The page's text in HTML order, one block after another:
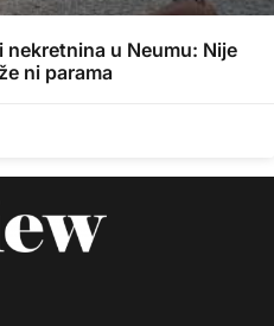
u Neumu: Nije
ni parama